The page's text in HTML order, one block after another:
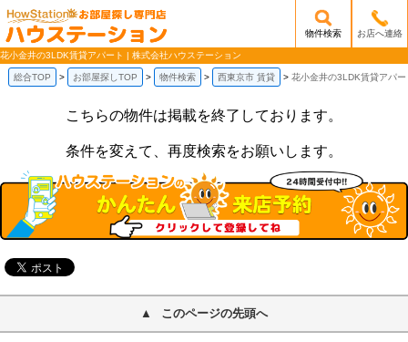
/mobile_img/head-logo.png
物件検索 お店へ連絡
花小金井の3LDK賃貸アパート | 株式会社ハウステーション
総合TOP お部屋探しTOP 物件検索 西東京市 賃貸 花小金井の3LDK賃貸アパー
こちらの物件は掲載を終了しております。
条件を変えて、再度検索をお願いします。
このページの先頭へ